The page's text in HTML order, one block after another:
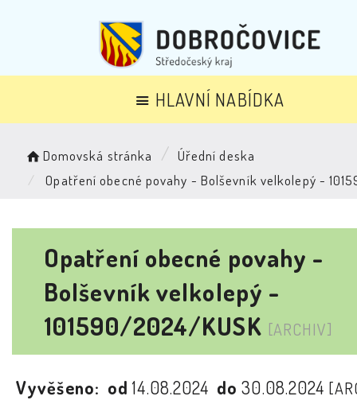
HLAVNÍ NABÍDKA
Domovská stránka
Úřední deska
Opatření obecné povahy - Bolševník velkolepý -
Opatření obecné povahy -
Bolševník velkolepý -
101590/2024/KUSK [ARCHIV]
Vyvěšeno: od14.08.2024 do30.08.2024